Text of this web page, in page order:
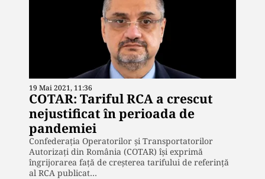
19 Mai 2021, 11:36
COTAR: Tariful RCA a crescut
nejustificat în perioada de
pandemiei
Confederația Operatorilor și Transportatorilor
Autorizați din România (COTAR) își exprimă
îngrijorarea față de creșterea tarifului de referință
al RCA publicat…